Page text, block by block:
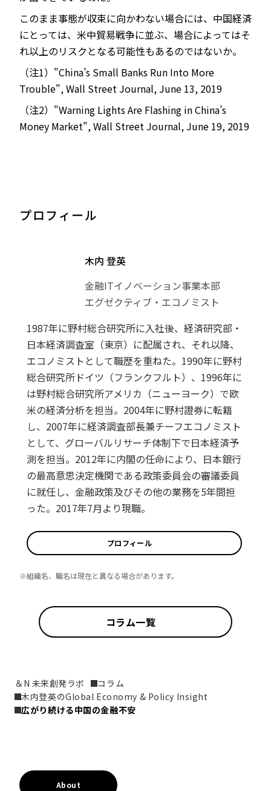
このまま事態が収束に向かわない場合には、中国経済
にとっては、米中貿易戦争に並ぶ、場合によってはそ
れ以上のリスクとなる可能性もあるのではないか。
（注1）"China’s Small Banks Run Into More
Trouble", Wall Street Journal, June 13, 2019
（注2）"Warning Lights Are Flashing in China’s
Money Market", Wall Street Journal, June 19, 2019
プロフィール
木内 登英
金融ITイノベーション事業本部
エグゼクティブ・エコノミスト
1987年に野村総合研究所に入社後、経済研究部・
日本経済調査室（東京）に配属され、それ以降、
エコノミストとして職歴を重ねた。1990年に野村
総合研究所ドイツ（フランクフルト）、1996年に
は野村総合研究所アメリカ（ニューヨーク）で欧
米の経済分析を担当。2004年に野村證券に転籍
し、2007年に経済調査部長兼チーフエコノミスト
として、グローバルリサーチ体制下で日本経済予
測を担当。2012年に内閣の任命により、日本銀行
の最高意思決定機関である政策委員会の審議委員
に就任し、金融政策及びその他の業務を5年間担
った。2017年7月より現職。
プロフィール
※組織名、職名は現在と異なる場合があります。
コラム一覧
＆N 未来創発ラボ
コラム
木内登英のGlobal Economy & Policy Insight
広がり続ける中国の金融不安
About